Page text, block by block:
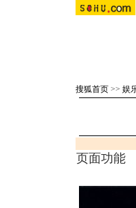
搜狐首页 >> 娱
页面功能